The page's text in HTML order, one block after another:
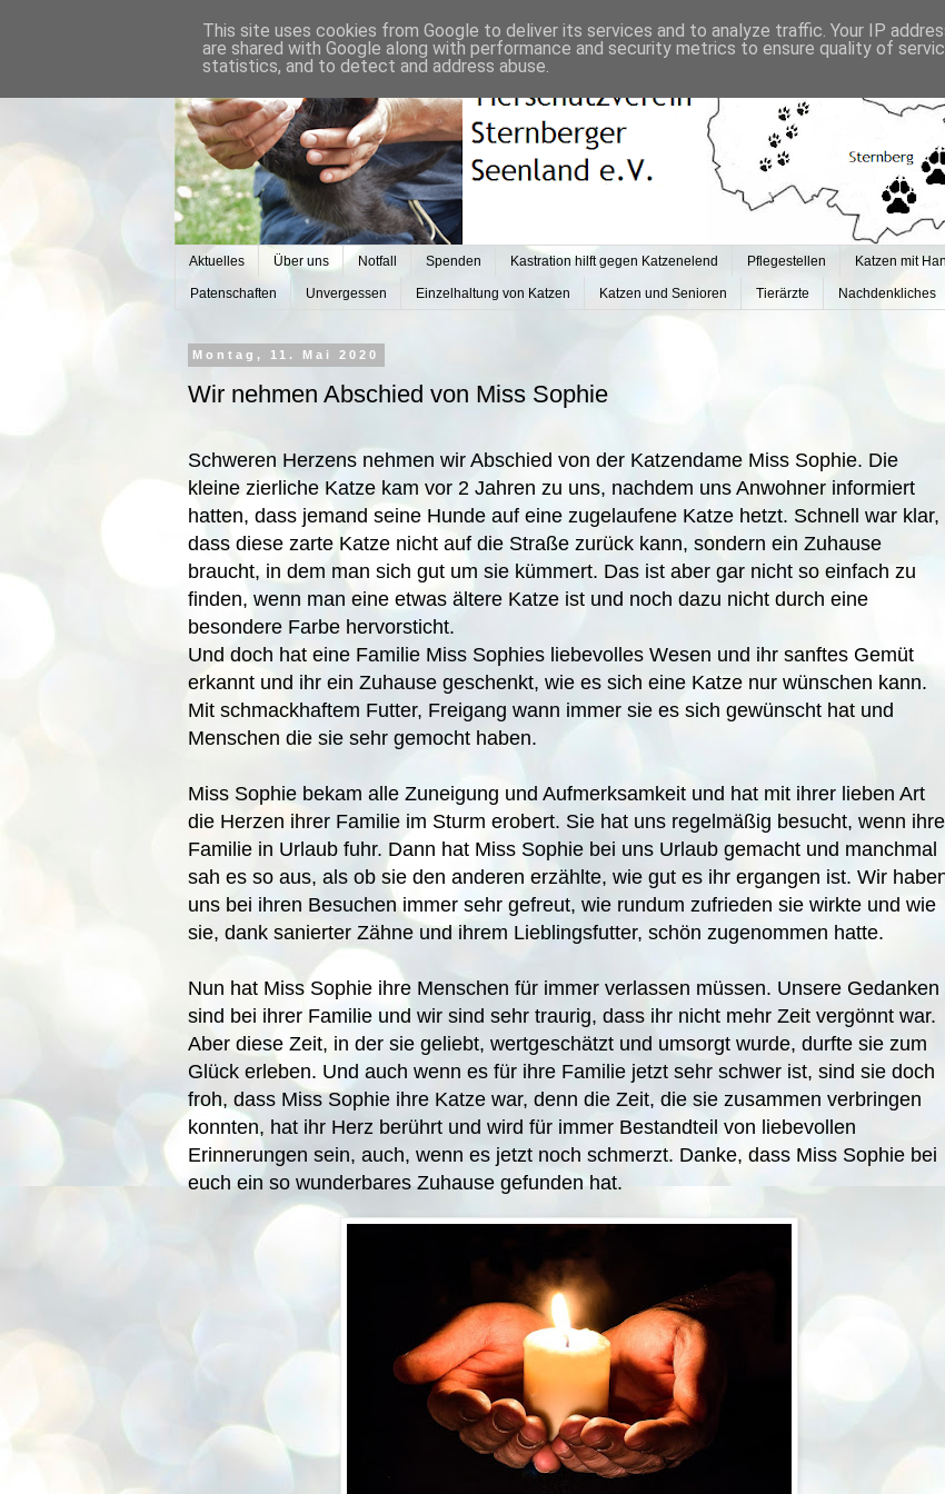
Aktuelles Über uns Notfall Spenden Kastration hilft gegen Katzenelend Pflegestellen Katzen mit
Patenschaften Unvergessen Einzelhaltung von Katzen Katzen und Senioren Tierärzte Nachdenkliches
Montag, 11. Mai 2020
Wir nehmen Abschied von Miss Sophie
Schweren Herzens nehmen wir Abschied von der Katzendame Miss Sophie. Die
kleine zierliche Katze kam vor 2 Jahren zu uns, nachdem uns Anwohner informiert
hatten, dass jemand seine Hunde auf eine zugelaufene Katze hetzt. Schnell war klar,
dass diese zarte Katze nicht auf die Straße zurück kann, sondern ein Zuhause
braucht, in dem man sich gut um sie kümmert. Das ist aber gar nicht so einfach zu
finden, wenn man eine etwas ältere Katze ist und noch dazu nicht durch eine
besondere Farbe hervorsticht.
Und doch hat eine Familie Miss Sophies liebevolles Wesen und ihr sanftes Gemüt
erkannt und ihr ein Zuhause geschenkt, wie es sich eine Katze nur wünschen kann.
Mit schmackhaftem Futter, Freigang wann immer sie es sich gewünscht hat und
Menschen die sie sehr gemocht haben.
Miss Sophie bekam alle Zuneigung und Aufmerksamkeit und hat mit ihrer lieben Art
die Herzen ihrer Familie im Sturm erobert. Sie hat uns regelmäßig besucht, wenn ihre
Familie in Urlaub fuhr. Dann hat Miss Sophie bei uns Urlaub gemacht und manchmal
sah es so aus, als ob sie den anderen erzählte, wie gut es ihr ergangen ist. Wir
uns bei ihren Besuchen immer sehr gefreut, wie rundum zufrieden sie wirkte und wie
sie, dank sanierter Zähne und ihrem Lieblingsfutter, schön zugenommen hatte.
Nun hat Miss Sophie ihre Menschen für immer verlassen müssen. Unsere Gedanken
sind bei ihrer Familie und wir sind sehr traurig, dass ihr nicht mehr Zeit vergönnt war.
Aber diese Zeit, in der sie geliebt, wertgeschätzt und umsorgt wurde, durfte sie zum
Glück erleben. Und auch wenn es für ihre Familie jetzt sehr schwer ist, sind sie doch
froh, dass Miss Sophie ihre Katze war, denn die Zeit, die sie zusammen verbringen
konnten, hat ihr Herz berührt und wird für immer Bestandteil von liebevollen
Erinnerungen sein, auch, wenn es jetzt noch schmerzt. Danke, dass Miss Sophie bei
euch ein so wunderbares Zuhause gefunden hat.
This site uses cookies from Google to deliver its services and to analyze traffic. Your IP
are shared with Google along with performance and security metrics to ensure quality of
statistics, and to detect and address abuse.